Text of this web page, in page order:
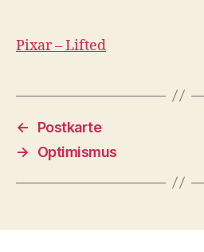
Pixar – Lifted
←
Postkarte
→
Optimismus